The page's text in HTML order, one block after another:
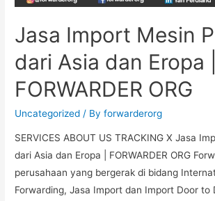
Jasa Import Mesin
dari Asia dan Eropa |
FORWARDER ORG
Uncategorized / Byforwarderorg
SERVICES ABOUT US TRACKING X Jasa
dari Asia dan Eropa | FORWARDER ORG
perusahaan yang bergerak di bidang
Forwarding, Jasa Import dan Import Door to